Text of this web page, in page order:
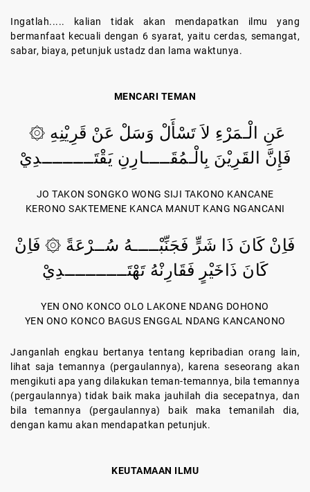
Ingatlah..... kalian tidak akan mendapatkan ilmu yang
bermanfaat kecuali dengan 6 syarat, yaitu cerdas, semangat,
sabar, biaya, petunjuk ustadz dan lama waktunya.
MENCARI TEMAN
فَإِنَّ القَرِيْنَ بِالْـمُقَـــــارِنِ يَقْتَــــــــــدِيْ
JO TAKON SONGKO WONG SIJI TAKONO KANCANE
KERONO SAKTEMENE KANCA MANUT KANG NGANCANI
فَاِنْ كَانَ ذَا شَرٍّ فَجَنِّبْـــــهُ سُــرْعَةً ۞ فَاِنْ
كَانَ ذَاخَيْرٍ فَقَارِنْهُ تَهْتَــــــــــــدِيْ
YEN ONO KONCO OLO LAKONE NDANG DOHONO
YEN ONO KONCO BAGUS ENGGAL NDANG KANCANONO
Janganlah engkau bertanya tentang kepribadian orang lain,
lihat saja temannya (pergaulannya), karena seseorang akan
mengikuti apa yang dilakukan teman-temannya, bila temannya
(pergaulannya) tidak baik maka jauhilah dia secepatnya, dan
bila temannya (pergaulannya) baik maka temanilah dia,
dengan kamu akan mendapatkan petunjuk.
KEUTAMAAN ILMU